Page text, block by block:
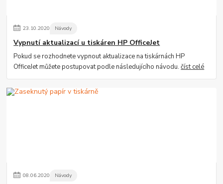
23.10.2020 Návody
Vypnutí aktualizací u tiskáren HP OfficeJet
Pokud se rozhodnete vypnout aktualizace na tiskárnách HP
OfficeJet můžete postupovat podle následujícího návodu.číst celé
08.06.2020 Návody